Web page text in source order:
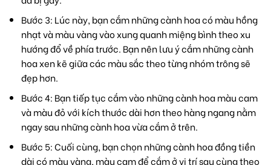
Bước 3: Lúc này, bạn cắm những cành hoa có màu hồng
nhạt và màu vàng vào xung quanh miệng bình theo xu
hướng đổ về phía trước. Bạn nên lưu ý cắm những cành
hoa xen kẽ giữa các màu sắc theo từng nhóm trông sẽ
đẹp hơn.
Bước 4: Bạn tiếp tục cắm vào những cành hoa màu cam
và màu đỏ với kích thước dài hơn theo hàng ngang nằm
ngay sau những cành hoa vừa cắm ở trên.
Bước 5: Cuối cùng, bạn chọn những cành hoa đồng tiền
dài có màu vàng, màu cam để cắm ở vị trí sau cùng theo